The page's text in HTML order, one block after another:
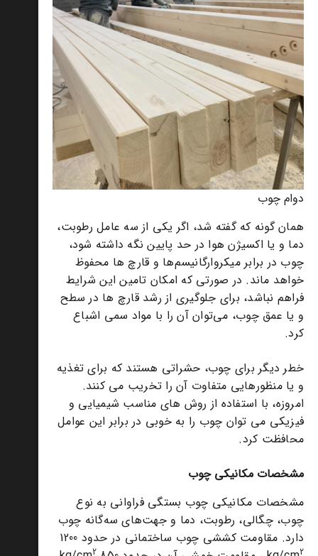
دوام چوب
همان گونه که گفته شد، اگر یکی از سه عامل رطوبت،
دما و یا اکسیژن هوا در حد پایین نگه داشته شود،
چوب در برابر میکروارگانیسم‌ها و قارچ ها محفوظ
خواهد ماند. در صورتی که امکان تامین این شرایط
فراهم نباشد، برای جلوگیری از رشد قارچ ها در سطح
و یا عمق چوب، می‌توان آن را با مواد سمی اشباع
کرد.
خطر دیگر برای چوب، حشراتی هستند که برای تغذیه
و یا منظورهایی متفاوت آن را تخریب می کنند.
امروزه، با استفاده از روش های مناسب شیمیایی و
فیزیکی می توان چوب را به خوبی در برابر این عوامل
محافظت کرد.
مشخصات مکانیکی چوب
مشخصات مکانیکی چوب بستگی فراوانی به نوع
چوب، چگالی، رطوبت، دما و جهت‌های سه‌گانه چوب
دارد. مقاومت کششی چوب ساختمانی در حدود 1200
2
2